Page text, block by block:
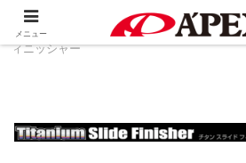
製品情報 排気系
ィニッシャー
メニュー